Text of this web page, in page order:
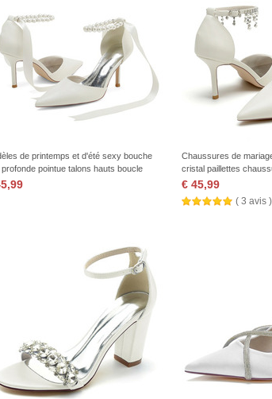
de printemps et d'été sexy bouche
profonde pointue talons hauts boucle
à talons fins
Chaussures de
cristal paillettes
talons hauts
€ 45,99
( 3 avis )